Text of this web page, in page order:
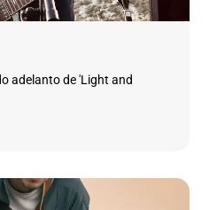
adelanto de 'Light and